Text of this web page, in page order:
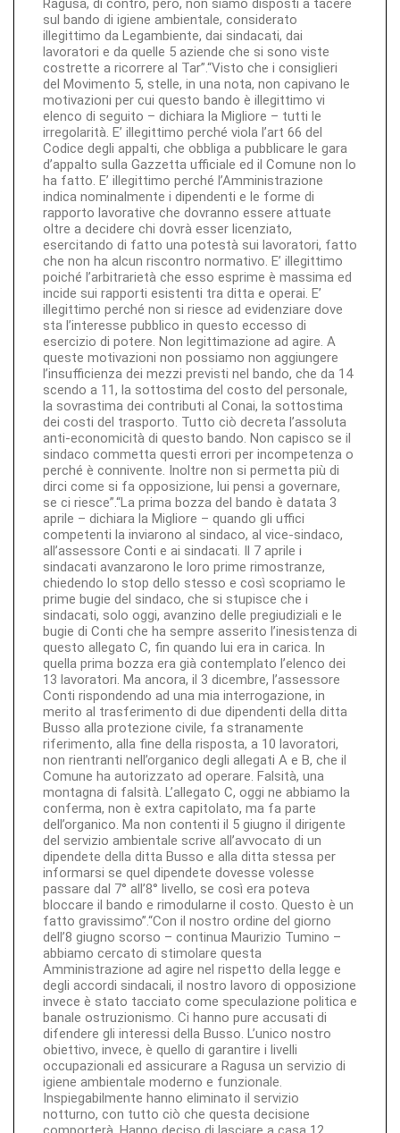
Ragusa, di contro, però, non siamo disposti a tacere
sul bando di igiene ambientale, considerato
illegittimo da Legambiente, dai sindacati, dai
lavoratori e da quelle 5 aziende che si sono viste
costrette a ricorrere al Tar”.“Visto che i consiglieri
del Movimento 5, stelle, in una nota, non capivano le
motivazioni per cui questo bando è illegittimo vi
elenco di seguito – dichiara la Migliore – tutti le
irregolarità. E’ illegittimo perché viola l’art 66 del
Codice degli appalti, che obbliga a pubblicare le gara
d’appalto sulla Gazzetta ufficiale ed il Comune non lo
ha fatto. E’ illegittimo perché l’Amministrazione
indica nominalmente i dipendenti e le forme di
rapporto lavorative che dovranno essere attuate
oltre a decidere chi dovrà esser licenziato,
esercitando di fatto una potestà sui lavoratori, fatto
che non ha alcun riscontro normativo. E’ illegittimo
poiché l’arbitrarietà che esso esprime è massima ed
incide sui rapporti esistenti tra ditta e operai. E’
illegittimo perché non si riesce ad evidenziare dove
sta l’interesse pubblico in questo eccesso di
esercizio di potere. Non legittimazione ad agire. A
queste motivazioni non possiamo non aggiungere
l’insufficienza dei mezzi previsti nel bando, che da 14
scendo a 11, la sottostima del costo del personale,
la sovrastima dei contributi al Conai, la sottostima
dei costi del trasporto. Tutto ciò decreta l’assoluta
anti-economicità di questo bando. Non capisco se il
sindaco commetta questi errori per incompetenza o
perché è connivente. Inoltre non si permetta più di
dirci come si fa opposizione, lui pensi a governare,
se ci riesce”.“La prima bozza del bando è datata 3
aprile – dichiara la Migliore – quando gli uffici
competenti la inviarono al sindaco, al vice-sindaco,
all’assessore Conti e ai sindacati. Il 7 aprile i
sindacati avanzarono le loro prime rimostranze,
chiedendo lo stop dello stesso e così scopriamo le
prime bugie del sindaco, che si stupisce che i
sindacati, solo oggi, avanzino delle pregiudiziali e le
bugie di Conti che ha sempre asserito l’inesistenza di
questo allegato C, fin quando lui era in carica. In
quella prima bozza era già contemplato l’elenco dei
13 lavoratori. Ma ancora, il 3 dicembre, l’assessore
Conti rispondendo ad una mia interrogazione, in
merito al trasferimento di due dipendenti della ditta
Busso alla protezione civile, fa stranamente
riferimento, alla fine della risposta, a 10 lavoratori,
non rientranti nell’organico degli allegati A e B, che il
Comune ha autorizzato ad operare. Falsità, una
montagna di falsità. L’allegato C, oggi ne abbiamo la
conferma, non è extra capitolato, ma fa parte
dell’organico. Ma non contenti il 5 giugno il dirigente
del servizio ambientale scrive all’avvocato di un
dipendete della ditta Busso e alla ditta stessa per
informarsi se quel dipendete dovesse volesse
passare dal 7° all’8° livello, se così era poteva
bloccare il bando e rimodularne il costo. Questo è un
fatto gravissimo”.“Con il nostro ordine del giorno
dell’8 giugno scorso – continua Maurizio Tumino –
abbiamo cercato di stimolare questa
Amministrazione ad agire nel rispetto della legge e
degli accordi sindacali, il nostro lavoro di opposizione
invece è stato tacciato come speculazione politica e
banale ostruzionismo. Ci hanno pure accusati di
difendere gli interessi della Busso. L’unico nostro
obiettivo, invece, è quello di garantire i livelli
occupazionali ed assicurare a Ragusa un servizio di
igiene ambientale moderno e funzionale.
Inspiegabilmente hanno eliminato il servizio
notturno, con tutto ciò che questa decisione